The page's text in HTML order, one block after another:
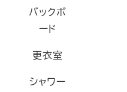
バックボ
ード
更衣室
シャワー